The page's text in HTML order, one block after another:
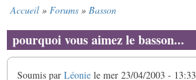
d'Ariane
Accueil Forums Basson
pourquoi vous aimez le basson...
Soumis par Léonie le mer 23/04/2003 - 13:33